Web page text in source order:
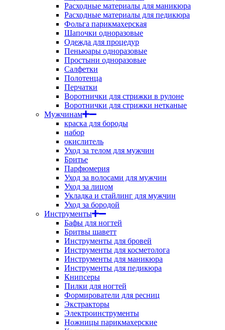
Расходные материалы для маникюра
Расходные материалы для педикюра
Фольга парикмахерская
Шапочки одноразовые
Одежда для процедур
Пеньюары одноразовые
Простыни одноразовые
Салфетки
Полотенца
Перчатки
Воротнички для стрижки в рулоне
Воротнички для стрижки нетканые
Мужчинам
краска для бороды
набор
окислитель
Уход за телом для мужчин
Бритье
Парфюмерия
Уход за волосами для мужчин
Уход за лицом
Укладка и стайлинг для мужчин
Уход за бородой
Инструменты
Бафы для ногтей
Бритвы шаветт
Инструменты для бровей
Инструменты для косметолога
Инструменты для маникюра
Инструменты для педикюра
Книпсеры
Пилки для ногтей
Формирователи для ресниц
Экстракторы
Электроинструменты
Ножницы парикмахерские